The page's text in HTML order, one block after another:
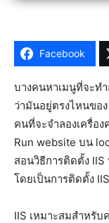
Facebook
บางคนหาเมนูที่จะท
ว่ามันอยู่ตรงไหนขอ
คนที่จะจำลองเครื่อง
Run website บน
สอนวิธีการติดตั้ง
โดยเป็นการติดตั้ง
IIS เหมาะสมสำหรั